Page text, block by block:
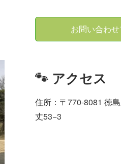
お問い合わ
🐾 アクセス
住所：〒770-8081 徳
丈53−3